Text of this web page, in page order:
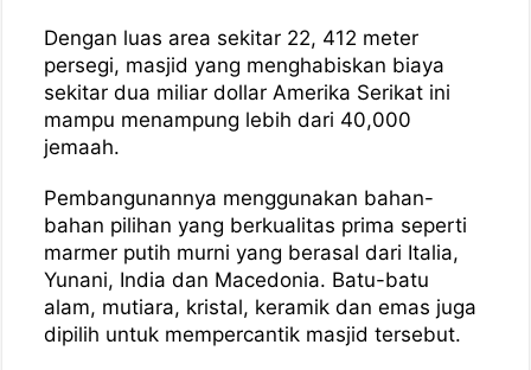
Dengan luas area sekitar 22, 412 meter
persegi, masjid yang menghabiskan biaya
sekitar dua miliar dollar Amerika Serikat ini
mampu menampung lebih dari 40,000
jemaah.
Pembangunannya menggunakan bahan-
bahan pilihan yang berkualitas prima seperti
marmer putih murni yang berasal dari Italia,
Yunani, India dan Macedonia. Batu-batu
alam, mutiara, kristal, keramik dan emas juga
dipilih untuk mempercantik masjid tersebut.